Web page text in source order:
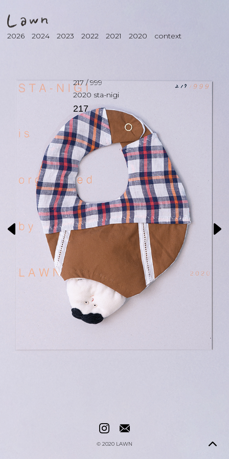
2026 2024 2023 2022 2021 2020 context
217 /999
2020 sta-nigi
217
© 2020 LAWN